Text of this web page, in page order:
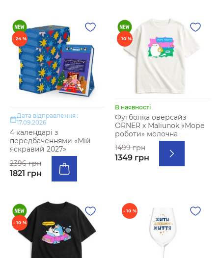
- 24 %
Дата відправлення :
17.09.2026
4 календарі з
передбаченнями «Мій
яскравий 2027»
2396 грн
1821 грн
- 10 %
В наявності
Футболка оверсайз
ORNER х Maliunok «Море
роботи» молочна
1499 грн
1349 грн
- 10 %
- 10 %